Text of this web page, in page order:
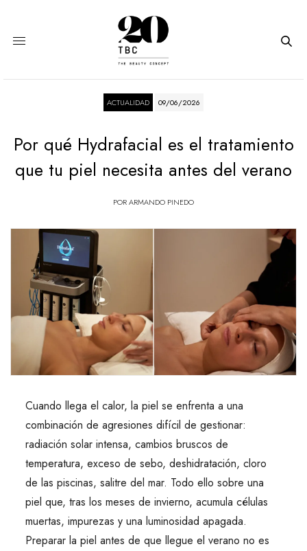
ACTUALIDAD 09/06/2026
Por qué Hydrafacial es el tratamiento
que tu piel necesita antes del verano
PORARMANDO PINEDO
Cuando llega el calor, la piel se enfrenta a una
combinación de agresiones difícil de gestionar:
radiación solar intensa, cambios bruscos de
temperatura, exceso de sebo, deshidratación, cloro
de las piscinas, salitre del mar. Todo ello sobre una
piel que, tras los meses de invierno, acumula células
muertas, impurezas y una luminosidad apagada.
Preparar la piel antes de que llegue el verano no es